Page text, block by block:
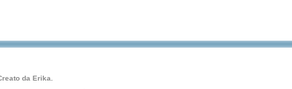
da Erika.